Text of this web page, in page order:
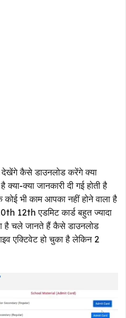
कैसे डाउनलोड करेंगे क्या
क्या जानकारी दी गई होती है
भी काम आपका नहीं होने वाला है
12th एडमिट कार्ड बहुत ज्यादा
है चले जानते हैं कैसे डाउनलोड
एक्टिवेट हो चुका है लेकिन 2